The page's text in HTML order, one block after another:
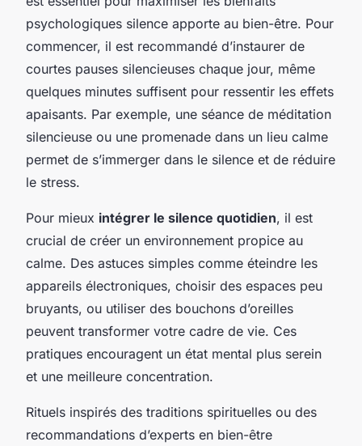
psychologiques silence apporte au bien-être. Pour
commencer, il est recommandé d’instaurer de
courtes pauses silencieuses chaque jour, même
quelques minutes suffisent pour ressentir les effets
apaisants. Par exemple, une séance de méditation
silencieuse ou une promenade dans un lieu calme
permet de s’immerger dans le silence et de réduire
le stress.
Pour mieux intégrer le silence quotidien, il est
crucial de créer un environnement propice au
calme. Des astuces simples comme éteindre les
appareils électroniques, choisir des espaces peu
bruyants, ou utiliser des bouchons d’oreilles
peuvent transformer votre cadre de vie. Ces
pratiques encouragent un état mental plus serein
et une meilleure concentration.
Rituels inspirés des traditions spirituelles ou des
recommandations d’experts en bien-être